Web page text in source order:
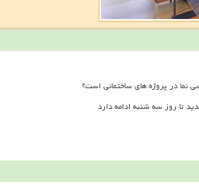
نما در پروژه های ساختمانی است؟